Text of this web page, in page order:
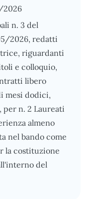
n. 3 del
2026, redatti
riguardanti
e colloquio,
libero
mesi dodici,
n. 2 Laureati
almeno
nel bando come
la costituzione
del